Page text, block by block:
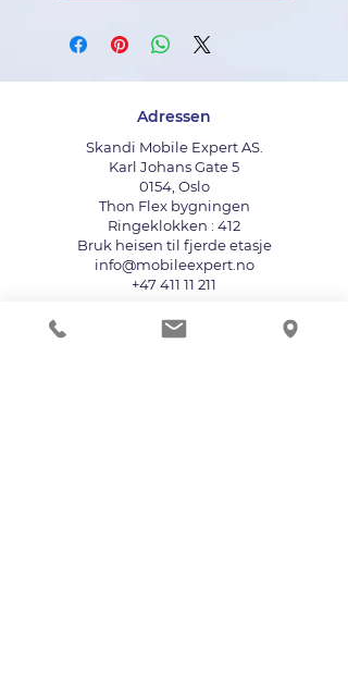
Adressen
Skandi Mobile Expert AS.
Karl Johans Gate 5
0154, Oslo
Thon Flex bygningen
Ringeklokken : 412
Bruk heisen til fjerde etasje
info@mobileexpert.no
+47 411 11 211